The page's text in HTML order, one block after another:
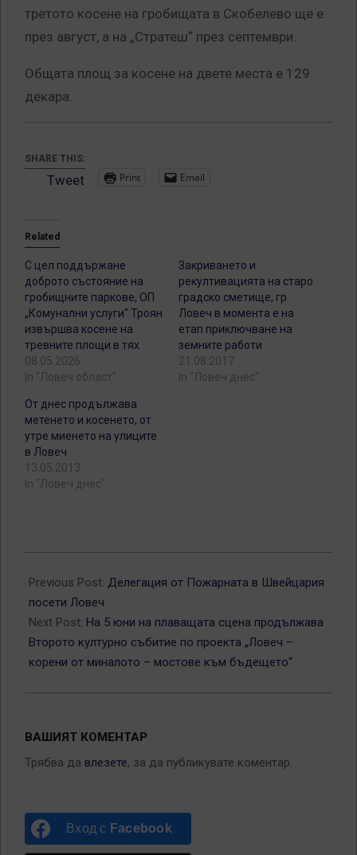
третото косене на гробищата в Скобелево ще е
през август, а на „Стратеш“ през септември.
Общата площ за косене на двете места е 129
декара.
SHARE THIS:
Tweet Print Email
Related
С цел поддържане
доброто състояние на
гробищните паркове, ОП
„Комунални услуги“ Троян
извършва косене на
тревните площи в тях
08.05.2026
In "Ловеч област"
Закриването и
рекултивацията на старо
градско сметище, гр.
Ловеч в момента е на
етап приключване на
земните работи
21.08.2017
In "Ловеч днес"
От днес продължава
метенето и косенето, от
утре миенето на улиците
в Ловеч
13.05.2013
In "Ловеч днес"
06-
04
Previous Post: Делегация от Пожарната в Швейцария
посети Ловеч
Next Post: На 5 юни на плаващата сцена продължава
Второто културно събитие по проекта „Ловеч –
корени от миналото – мостове към бъдещето“
ВАШИЯТ КОМЕНТАР
Трябва да влезете, за да публикувате коментар.
Вход с Facebook